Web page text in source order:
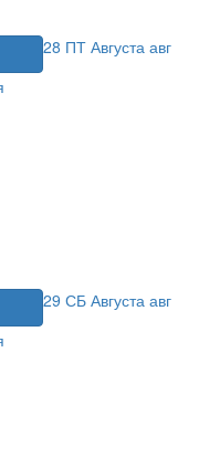
28 ПТ Августа авг
29 СБ Августа авг